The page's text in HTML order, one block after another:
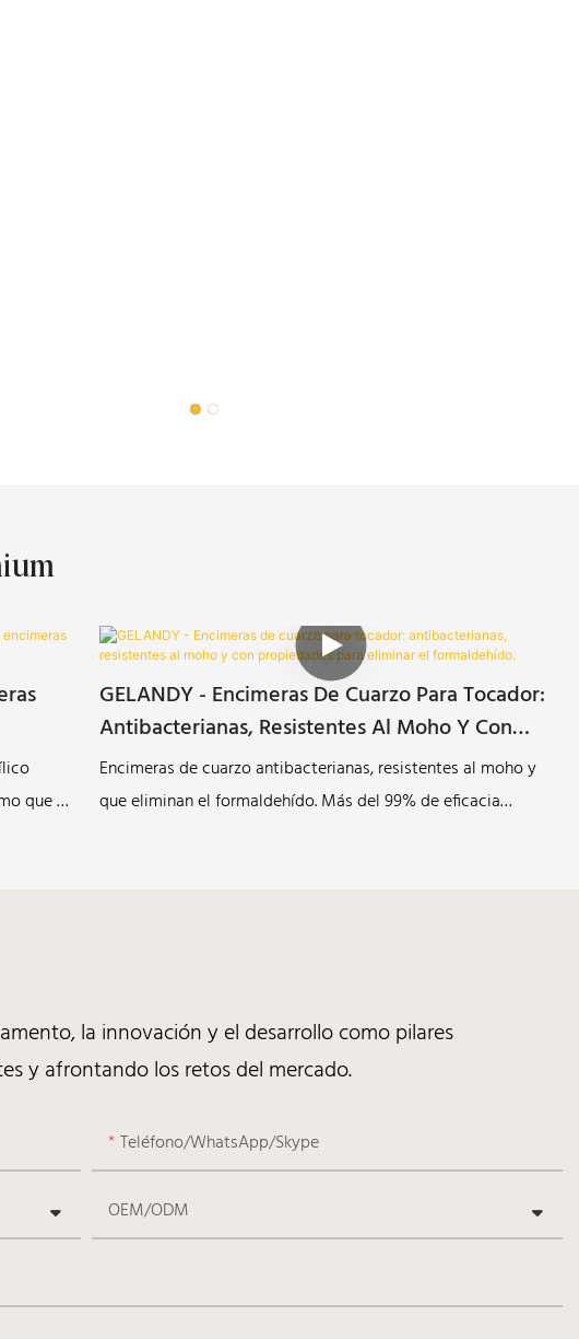
que el
GELANDY - Encimeras De Cuarzo Para Tocador:
Antibacterianas, Resistentes Al Moho Y Con
Propiedades Para Eliminar El Formaldehído.
Encimeras de cuarzo antibacterianas, resistentes al moho y
que eliminan el formaldehído. Más del 99% de eficacia
la innovación y el desarrollo como pilares
y afrontando los retos del mercado.
Teléfono/WhatsApp/Skype
OEM/ODM